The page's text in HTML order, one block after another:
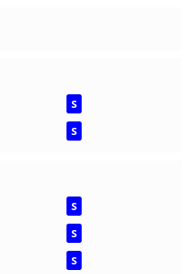
S
S
S
S
S